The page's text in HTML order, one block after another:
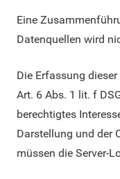
Eine
Datenquellen wird
Die Erfassung
Art. 6 Abs. 1 lit. f
berechtigtes
Darstellung und der
müssen die Server-